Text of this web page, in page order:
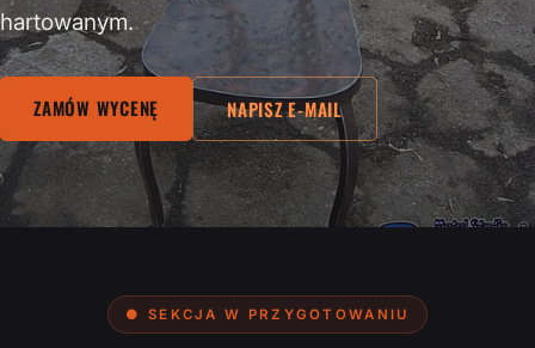
hartowanym.
ZAMÓW WYCENĘ NAPISZ E-MAIL
● SEKCJA W PRZYGOTOWANIU